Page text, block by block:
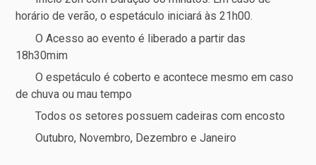
horário de verão, o espetáculo iniciará às 21h00.
O Acesso ao evento é liberado a partir das
18h30mim
O espetáculo é coberto e acontece mesmo em caso
de chuva ou mau tempo
Todos os setores possuem cadeiras com encosto
Outubro, Novembro, Dezembro e Janeiro